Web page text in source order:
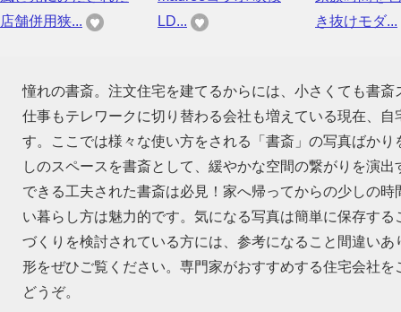
店舗併用狭...
LD...
き抜けモダ...
憧れの書斎。注文住宅を建てるからには、小さくても書
仕事もテレワークに切り替わる会社も増えている現在、
す。ここでは様々な使い方をされる「書斎」の写真ばか
しのスペースを書斎として、緩やかな空間の繋がりを演
できる工夫された書斎は必見！家へ帰ってからの少しの
い暮らし方は魅力的です。気になる写真は簡単に保存す
づくりを検討されている方には、参考になること間違い
形をぜひご覧ください。専門家がおすすめする住宅会社
どうぞ。